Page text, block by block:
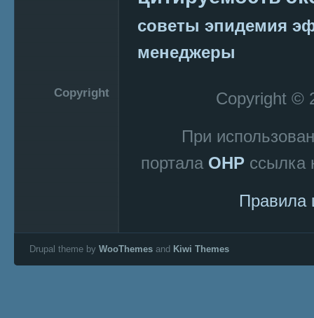
советы эпидемия
менеджеры
Copyright
Copyright ©
При
портала ОНР ссылка
Правила
Drupal theme by WooThemes and Kiwi Themes